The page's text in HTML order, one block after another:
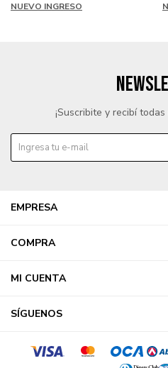
NUEVO INGRESO
EMPRESA
COMPRA
MI CUENTA
SÍGUENOS
¡Suscribite y recibí